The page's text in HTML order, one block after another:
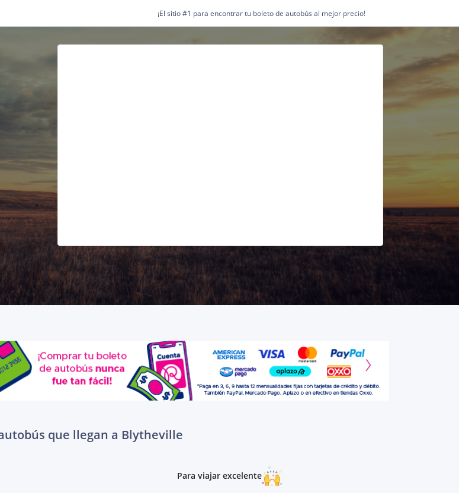
¡El sitio #1 para encontrar tu boleto de autobús al mejor precio!
que llegan a Blytheville
Para viajar excelente